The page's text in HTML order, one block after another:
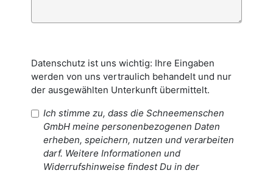
Datenschutz ist uns wichtig: Ihre Eingaben
werden von uns vertraulich behandelt und nur
der ausgewählten Unterkunft übermittelt.
Ich stimme zu, dass die Schneemenschen
GmbH meine personenbezogenen Daten
erheben, speichern, nutzen und verarbeiten
darf. Weitere Informationen und
Widerrufshinweise findest Du in der